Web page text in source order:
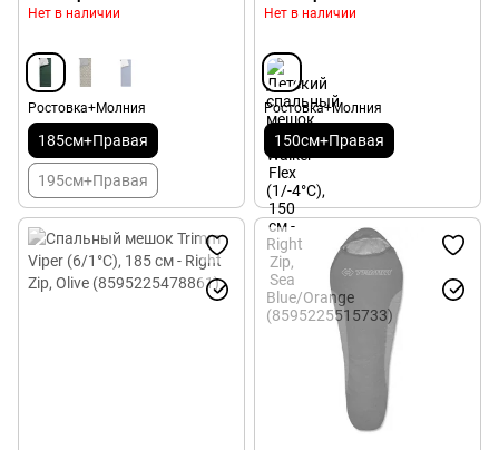
Нет в наличии
Ростовка+Молния
185см+Правая
195см+Правая
Нет в наличии
Ростовка+Молния
150см+Правая